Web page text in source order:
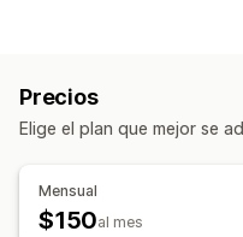
Precios
Elige el plan que mejor se
Mensual
$150al mes